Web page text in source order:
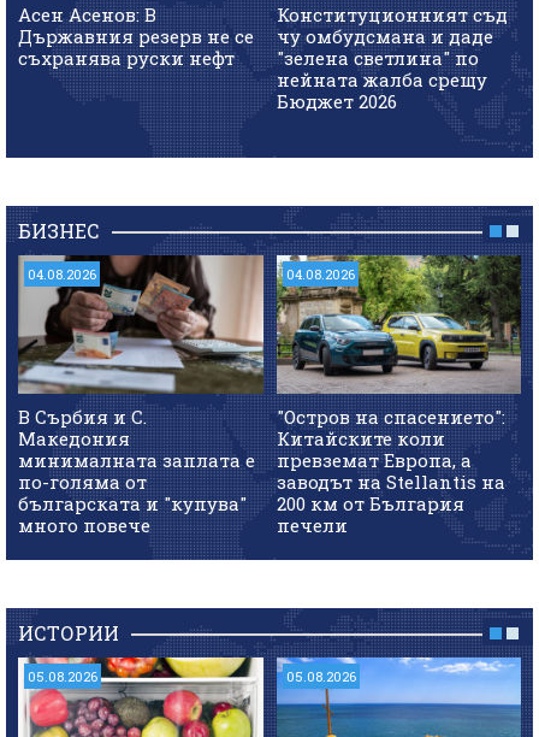
Асен Асенов: В
Държавния резерв не се
съхранява руски нефт
Конституционният съд
чу омбудсмана и даде
"зелена светлина" по
нейната жалба срещу
Бюджет 2026
БИЗНЕС
04.08.2026
В Сърбия и С.
Македония
минималната заплата е
по-голяма от
българската и "купува"
много повече
04.08.2026
"Остров на спасението":
Китайските коли
превземат Европа, а
заводът на Stellantis на
200 км от България
печели
ИСТОРИИ
05.08.2026 05.08.2026